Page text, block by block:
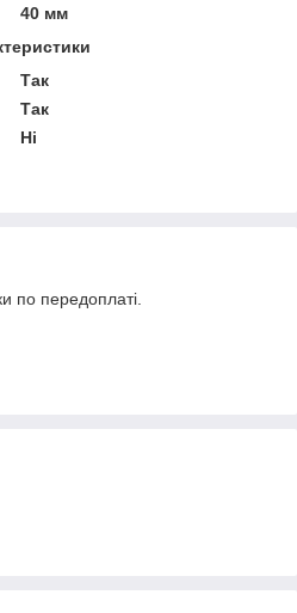
40 мм
Так
Так
Ні
по передоплаті.